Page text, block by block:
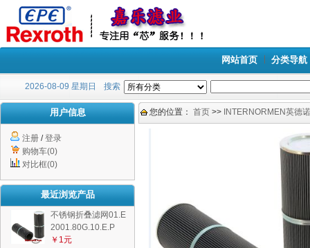
网站首页 分类导航
2026-08-09 星期日 搜索
用户信息
注册 /登录
购物车(0)
对比框(0)
最近浏览产品
不锈钢折叠滤网01.E
2001.80G.10.E.P
￥1元
您的位置： 首页 >> INTERNORMEN英德